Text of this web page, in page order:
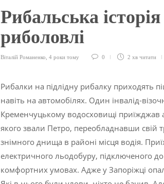
Рибальська
риболовлі
Віталій Романенко 4 роки тому 0 2 хв читати
Рибалки на підлідну рибалку приходять
навіть на автомобілях. Один інвалід-
Кременчуцькому водосховищі
якого звали Петро, переобладнавши свій
знімного днища в районі місця водія.
електричного льодобуру, підключеного
комфортних умовах. Адже у Запоріжці